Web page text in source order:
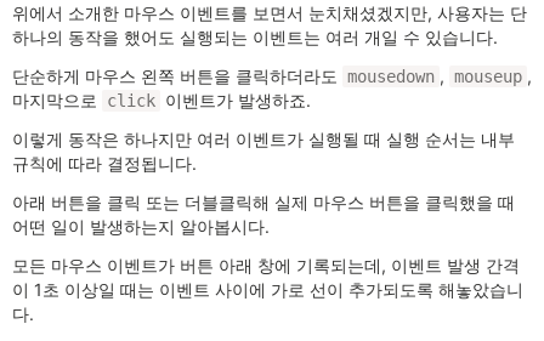
위에서 소개한 마우스 이벤트를 보면서 눈치채셨겠지만, 사용자는 단
하나의 동작을 했어도 실행되는 이벤트는 여러 개일 수 있습니다.
단순하게 마우스 왼쪽 버튼을 클릭하더라도
mousedown , mouseup ,
마지막으로
click 이벤트가 발생하죠.
이렇게 동작은 하나지만 여러 이벤트가 실행될 때 실행 순서는 내부
규칙에 따라 결정됩니다.
아래 버튼을 클릭 또는 더블클릭해 실제 마우스 버튼을 클릭했을 때
어떤 일이 발생하는지 알아봅시다.
모든 마우스 이벤트가 버튼 아래 창에 기록되는데, 이벤트 발생 간격
이 1초 이상일 때는 이벤트 사이에 가로 선이 추가되도록 해놓았습니
다.